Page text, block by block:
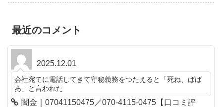
最近のコメント
2025.12.01
会社宛てに電話してきて守秘義務をつたえると「死ね、ばば
あ」と言われた
闇金｜07041150475／070-4115-0475【口コミ評